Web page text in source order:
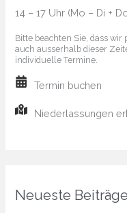
14 – 17 Uhr (Mo – Di +
Bitte beachten Sie, dass
auch ausserhalb dieser
individuelle Termine.
Termin buchen
Niederlassungen
Neueste Beiträge